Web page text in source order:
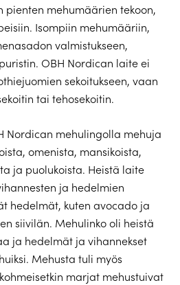
pienten mehumäärien tekoon,
Isompiin mehumääriin,
valmistukseen,
OBH Nordican laite ei
sekoitukseen, vaan
tai tehosekoitin.
Nordican mehulingolla mehuja
omenista, mansikoista,
ja puolukoista. Heistä laite
ja hedelmien
hedelmät, kuten avocado ja
siivilän. Mehulinko oli heistä
ja hedelmät ja vihannekset
Mehusta tuli myös
marjat mehustuivat